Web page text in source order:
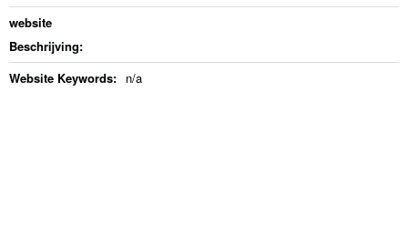
website
Beschrijving:
Website Keywords: n/a